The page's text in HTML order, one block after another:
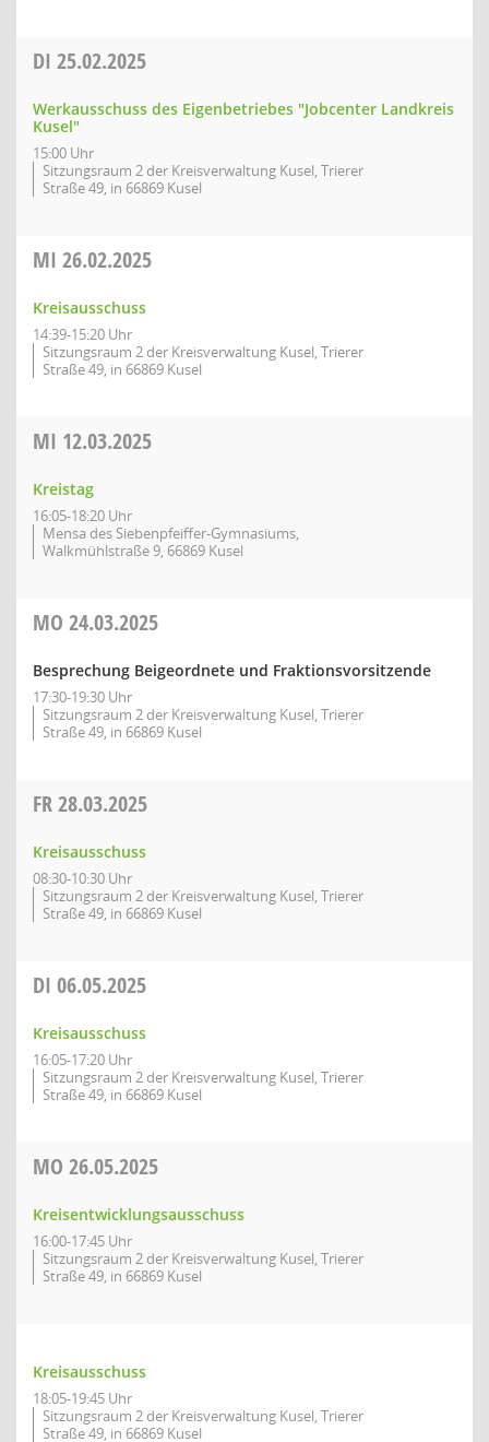
DI 25.02.2025
Werkausschuss des Eigenbetriebes "Jobcenter Landkreis
Kusel"
15:00 Uhr
Sitzungsraum 2 der Kreisverwaltung Kusel, Trierer
Straße 49, in 66869 Kusel
MI 26.02.2025
Kreisausschuss
14:39-15:20 Uhr
Sitzungsraum 2 der Kreisverwaltung Kusel, Trierer
Straße 49, in 66869 Kusel
MI 12.03.2025
Kreistag
16:05-18:20 Uhr
Mensa des Siebenpfeiffer-Gymnasiums,
Walkmühlstraße 9, 66869 Kusel
MO 24.03.2025
Besprechung Beigeordnete und Fraktionsvorsitzende
17:30-19:30 Uhr
Sitzungsraum 2 der Kreisverwaltung Kusel, Trierer
Straße 49, in 66869 Kusel
FR28.03.2025
Kreisausschuss
08:30-10:30 Uhr
Sitzungsraum 2 der Kreisverwaltung Kusel, Trierer
Straße 49, in 66869 Kusel
DI 06.05.2025
Kreisausschuss
16:05-17:20 Uhr
Sitzungsraum 2 der Kreisverwaltung Kusel, Trierer
Straße 49, in 66869 Kusel
MO 26.05.2025
Kreisentwicklungsausschuss
16:00-17:45 Uhr
Sitzungsraum 2 der Kreisverwaltung Kusel, Trierer
Straße 49, in 66869 Kusel
Kreisausschuss
18:05-19:45 Uhr
Sitzungsraum 2 der Kreisverwaltung Kusel, Trierer
Straße 49, in 66869 Kusel